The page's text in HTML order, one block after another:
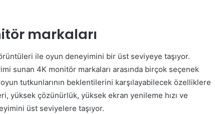
markaları
ile oyun deneyimini bir üst seviyeye taşıyor.
sunan 4K monitör markaları arasında birçok seçenek
tutkunlarının beklentilerini karşılayabilecek özelliklere
yüksek çözünürlük, yüksek ekran yenileme hızı ve
üst seviyelere taşıyor.